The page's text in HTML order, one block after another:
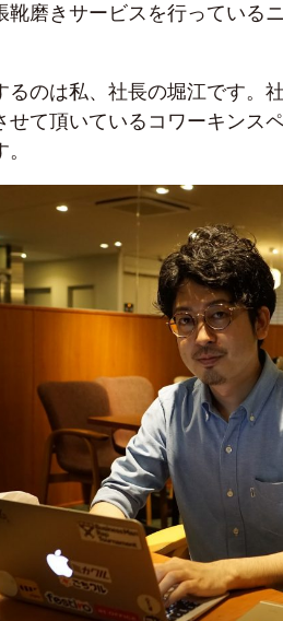
靴磨きサービスを行っている
るのは私、社長の堀江です。
せて頂いているコワーキンス